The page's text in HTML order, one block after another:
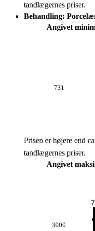
tandlægernes priser.
Behandling:
Angivet
731
Prisen er højere end
tandlægernes priser.
Angivet
3000